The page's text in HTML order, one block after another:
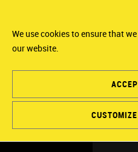
We use cookies to ensure that
our website.